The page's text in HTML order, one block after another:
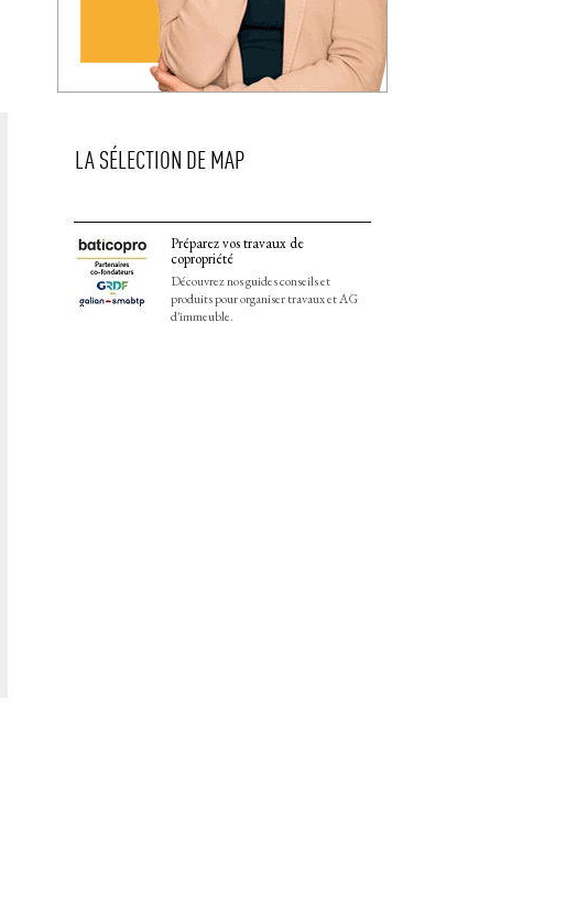
LA SÉLECTION DE MAP
Préparez vos travaux de
copropriété
Découvrez nos guides conseils et
produits pour organiser travaux et AG
d'immeuble.